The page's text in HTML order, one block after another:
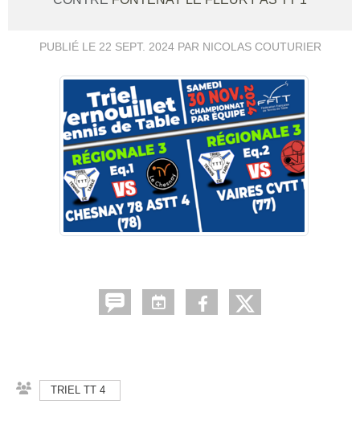
PUBLIÉ LE 22 SEPT. 2024PAR NICOLAS COUTURIER
TRIEL TT 4